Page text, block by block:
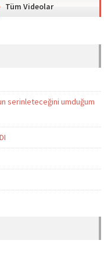
Tüm Videolar
serinleteceğini umduğum